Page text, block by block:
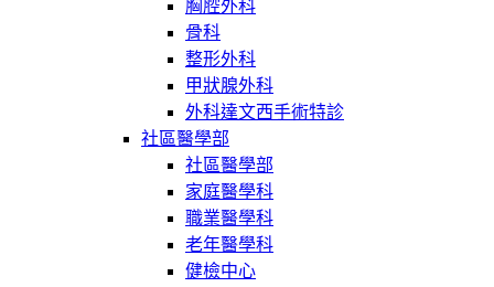
胸腔外科
骨科
整形外科
甲狀腺外科
外科達文西手術特診
社區醫學部
社區醫學部
家庭醫學科
職業醫學科
老年醫學科
健檢中心